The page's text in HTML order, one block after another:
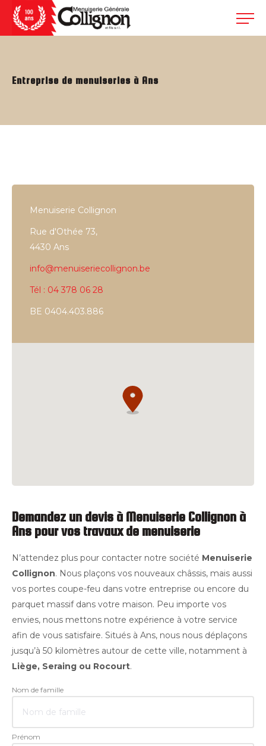
Entreprise de menuiseries à Ans
Menuiserie Collignon
Rue d'Othée 73,
4430 Ans
info@menuiseriecollignon.be
Tél : 04 378 06 28
BE 0404.403.886
Demandez un devis à Menuiserie Collignon à
Ans pour vos travaux de menuiserie
N’attendez plus pour contacter notre société Menuiserie
Collignon. Nous plaçons vos nouveaux châssis, mais aussi
vos portes coupe-feu dans votre entreprise ou encore du
parquet massif dans votre maison. Peu importe vos
envies, nous mettons notre expérience à votre service
afin de vous satisfaire. Situés à Ans, nous nous déplaçons
jusqu’à 50 kilomètres autour de cette ville, notamment à
Liège, Seraing ou Rocourt.
Nom de famille
Prénom